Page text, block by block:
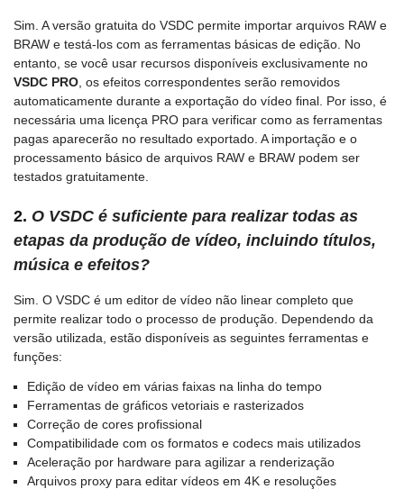
Sim. A versão gratuita do VSDC permite importar arquivos RAW e
BRAW e testá-los com as ferramentas básicas de edição. No
entanto, se você usar recursos disponíveis exclusivamente no
VSDC PRO , os efeitos correspondentes serão removidos
automaticamente durante a exportação do vídeo final. Por isso, é
necessária uma licença PRO para verificar como as ferramentas
pagas aparecerão no resultado exportado. A importação e o
processamento básico de arquivos RAW e BRAW podem ser
testados gratuitamente.
2. O VSDC é suficiente para realizar todas as
etapas da produção de vídeo, incluindo títulos,
música e efeitos?
Sim. O VSDC é um editor de vídeo não linear completo que
permite realizar todo o processo de produção. Dependendo da
versão utilizada, estão disponíveis as seguintes ferramentas e
funções:
Edição de vídeo em várias faixas na linha do tempo
Ferramentas de gráficos vetoriais e rasterizados
Correção de cores profissional
Compatibilidade com os formatos e codecs mais utilizados
Aceleração por hardware para agilizar a renderização
Arquivos proxy para editar vídeos em 4K e resoluções